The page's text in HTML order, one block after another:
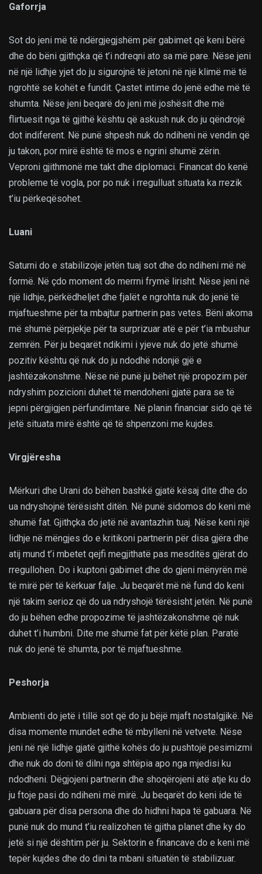
Gaforrja
Sot do jeni më të ndërgjegjshëm për gabimet që keni bërë
dhe do bëni gjithçka që t’i ndreqni ato sa më pare. Nëse jeni
në një lidhje yjet do ju sigurojnë të jetoni në një klimë më të
ngrohtë se kohët e fundit. Çastet intime do jenë edhe më të
shumta. Nëse jeni beqarë do jeni më joshësit dhe më
flirtuesit nga të gjithë kështu që askush nuk do ju qëndrojë
dot indiferent. Në punë shpesh nuk do ndiheni në vendin që
ju takon, por mirë është të mos e ngrini shumë zërin.
Veproni gjithmonë me takt dhe diplomaci. Financat do kenë
probleme të vogla, por po nuk i rregulluat situata ka rrezik
t’iu përkeqësohet.
Luani
Saturni do e stabilizoje jetën tuaj sot dhe do ndiheni më në
formë. Në çdo moment do merrni frymë lirisht. Nëse jeni në
një lidhje, përkëdheljet dhe fjalët e ngrohta nuk do jenë të
mjaftueshme për ta mbajtur partnerin pas vetes. Bëni akoma
më shumë përpjekje për ta surprizuar atë e për t’ia mbushur
zemrën. Për ju beqarët ndikimi i yjeve nuk do jetë shumë
pozitiv kështu që nuk do ju ndodhë ndonjë gjë e
jashtëzakonshme. Nëse në punë ju bëhet një propozim për
ndryshim pozicioni duhet të mendoheni gjatë para se të
jepni përgjigjen përfundimtare. Në planin financiar sido që të
jetë situata mirë është që të shpenzoni me kujdes.
Virgjëresha
Mërkuri dhe Urani do bëhen bashkë gjatë kësaj dite dhe do
ua ndryshojnë tërësisht ditën. Në punë sidomos do keni më
shumë fat. Gjithçka do jetë në avantazhin tuaj. Nëse keni një
lidhje në mëngjes do e kritikoni partnerin për disa gjëra dhe
atij mund t’i mbetet qejfi megjithatë pas mesditës gjërat do
rregullohen. Do i kuptoni gabimet dhe do gjeni mënyrën më
të mirë për të kërkuar falje. Ju beqarët më në fund do keni
një takim serioz që do ua ndryshojë tërësisht jetën. Në punë
do ju bëhen edhe propozime të jashtëzakonshme që nuk
duhet t’i humbni. Dite me shumë fat për këtë plan. Paratë
nuk do jenë të shumta, por të mjaftueshme.
Peshorja
Ambienti do jetë i tillë sot që do ju bëjë mjaft nostalgjikë. Në
disa momente mundet edhe të mbylleni në vetvete. Nëse
jeni në një lidhje gjatë gjithë kohës do ju pushtojë pesimizmi
dhe nuk do doni të dilni nga shtëpia apo nga mjedisi ku
ndodheni. Dëgjojeni partnerin dhe shoqërojeni atë atje ku do
ju ftoje pasi do ndiheni më mirë. Ju beqarët do keni ide të
gabuara për disa persona dhe do hidhni hapa të gabuara. Në
punë nuk do mund t’iu realizohen të gjitha planet dhe ky do
jetë si një dështim për ju. Sektorin e financave do e keni më
tepër kujdes dhe do dini ta mbani situatën të stabilizuar.